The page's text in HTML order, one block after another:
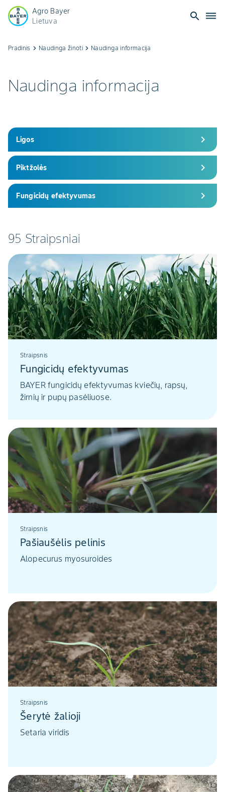
Agro Bayer
Lietuva
search dehaze
Naudinga
Pradinis keyboard_arrow_right Naudinga žinoti keyboard_arrow_right Naudinga informacija
Naudinga informacija
Ligos chevron_right
Piktžolės chevron_right
Fungicidų efektyvumas chevron_right
95 Straipsniai
Straipsnis
Fungicidų efektyvumas
BAYER fungicidų efektyvumas kviečių, rapsų,
žirnių ir pupų pasėliuose.
Straipsnis
Pašiaušėlis pelinis
Alopecurus myosuroides
Straipsnis
Šerytė žalioji
Setaria viridis